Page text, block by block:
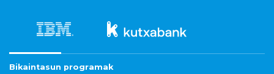
Bikaintasun programak